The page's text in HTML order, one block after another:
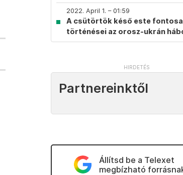
2022. April 1. – 01:59
A csütörtök késő este
történései az orosz-ukrán
Partnereinktől
Állítsd be a Telexet
megbízható